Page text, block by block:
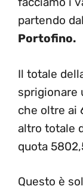
partendo
Portofino.
Il totale
sprigionare
che oltre ai
altro totale
quota
Questo è